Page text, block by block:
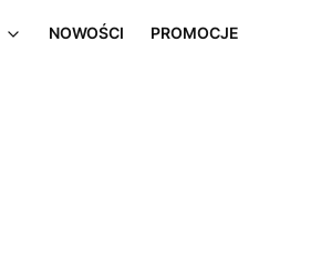
NOWOŚCI PROMOCJE